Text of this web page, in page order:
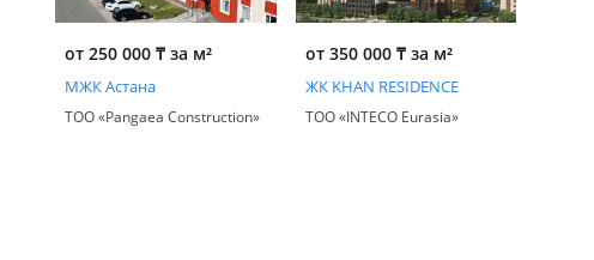
от 250 000 ₸ за м²
МЖК Астана
ТОО «Pangaea Construction»
от 350 000 ₸за м²
ЖК KHAN RESIDENCE
ТОО «INTECO Eurasia»